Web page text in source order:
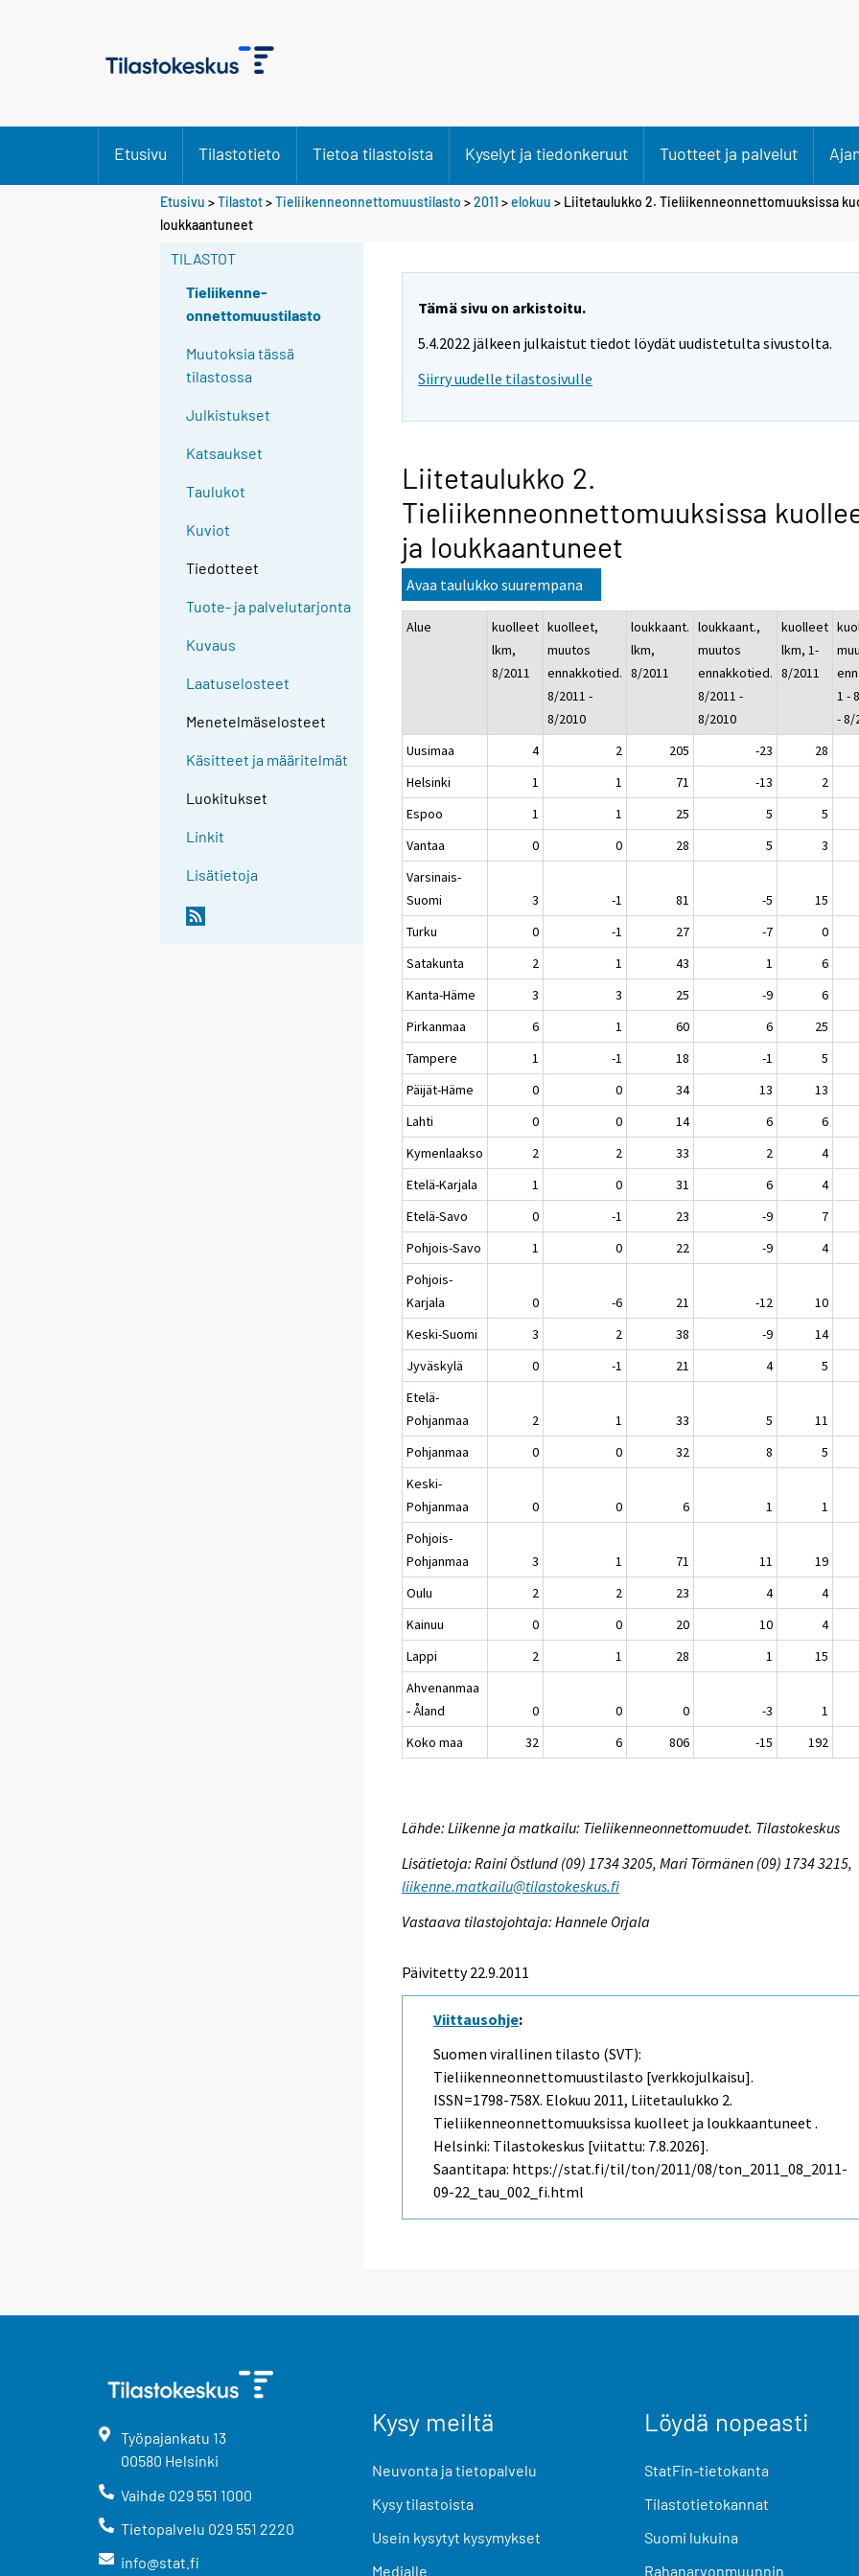
Etusivu Tilastotieto Tietoa tilastoista Kyselyt ja tiedonkeruut Tuotteet ja palvelut
Etusivu >Tilastot>Tieliikenneonnettomuustilasto >2011 >elokuu > Liitetaulukko 2. Tieliikenneonnettomuuksissa
loukkaantuneet
TILASTOT
Tieliikenne-
onnettomuustilasto
Muutoksia tässä
tilastossa
Julkistukset
Katsaukset
Taulukot
Kuviot
Tiedotteet
Tuote- ja palvelutarjonta
Kuvaus
Laatuselosteet
Menetelmäselosteet
Käsitteet ja määritelmät
Luokitukset
Linkit
Lisätietoja
Tämä sivu on arkistoitu.
5.4.2022 jälkeen julkaistut tiedot löydät uudistetulta sivustolta.
Siirry uudelle tilastosivulle
Liitetaulukko 2.
Tieliikenneonnettomuuksissa
ja loukkaantuneet
Avaa taulukko suurempana
Alue
kuolleet
lkm,
8/2011
kuolleet,
muutos
ennakkotied.
8/2011 -
8/2010
loukkaant.
lkm,
8/2011
loukkaant.,
muutos
ennakkotied.
8/2011 -
8/2010
kuolleet
lkm, 1-
8/2011
1 -
- 8/
Uusimaa
4 2 205 -23 28
Helsinki
1 1 71 -13 2
Espoo
1 1 25 5 5
Vantaa
0 0 28 5 3
Varsinais-
Suomi
3 -1 81 -5 15
Turku
0 -1 27 -7 0
Satakunta
2 1 43 1 6
Kanta-Häme
3 3 25 -9 6
Pirkanmaa
6 1 60 6 25
Tampere
1 -1 18 -1 5
Päijät-Häme
0 0 34 13 13
Lahti
0 0 14 6 6
Kymenlaakso
2 2 33 2 4
Etelä-Karjala
1 0 31 6 4
Etelä-Savo
0 -1 23 -9 7
Pohjois-Savo
1 0 22 -9 4
Pohjois-
Karjala
0 -6 21 -12 10
Keski-Suomi
3 2 38 -9 14
Jyväskylä
0 -1 21 4 5
Etelä-
Pohjanmaa
2 1 33 5 11
Pohjanmaa
0 0 32 8 5
Keski-
Pohjanmaa
0 0 6 1 1
Pohjois-
Pohjanmaa
3 1 71 11 19
Oulu
2 2 23 4 4
Kainuu
0 0 20 10 4
Lappi
2 1 28 1 15
Ahvenanmaa
- Åland
0 0 0 -3 1
Koko maa
32 6 806 -15 192
Lähde: Liikenne ja matkailu: Tieliikenneonnettomuudet. Tilastokeskus
Lisätietoja: Raini Östlund (09) 1734 3205, Mari Törmänen (09) 1734 3215,
liikenne.matkailu@tilastokeskus.fi
Vastaava tilastojohtaja: Hannele Orjala
Päivitetty 22.9.2011
Viittausohje:
Suomen virallinen tilasto (SVT):
Tieliikenneonnettomuustilasto [verkkojulkaisu].
ISSN=1798-758X. Elokuu 2011, Liitetaulukko 2.
Tieliikenneonnettomuuksissa kuolleet ja loukkaantuneet .
Helsinki: Tilastokeskus [viitattu: 7.8.2026].
Saantitapa: https://stat.fi/til/ton/2011/08/ton_2011_08_2011-
09-22_tau_002_fi.html
Työpajankatu 13
00580 Helsinki
Vaihde 029 551 1000
Tietopalvelu 029 551 2220
info@stat.fi
Kysy meiltä
Neuvonta ja tietopalvelu
Kysy tilastoista
Usein kysytyt kysymykset
Medialle
Löydä nopeasti
StatFin-tietokanta
Tilastotietokannat
Suomi lukuina
Rahanarvonmuunnin